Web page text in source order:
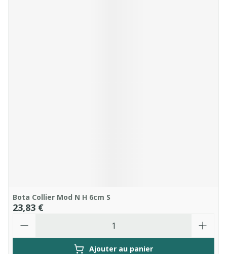
Bota Collier Mod N H 6cm S
23,83 €
Ajouter au panier